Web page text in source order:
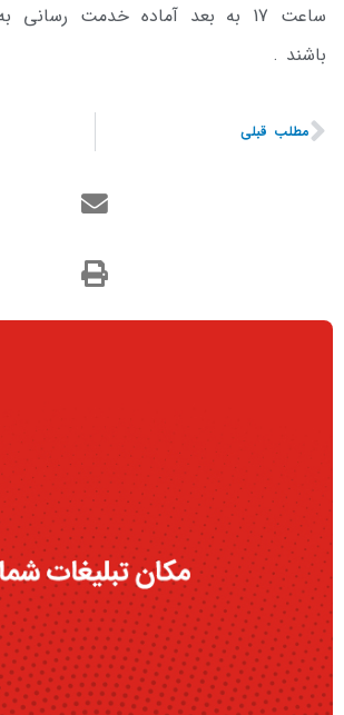
ساعت 17 به بعد آماده خدمت
باشند .
مطلب قبلی